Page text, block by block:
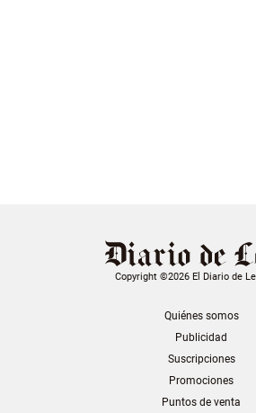
Copyright ©2026 El Diario de
Quiénes somos
Publicidad
Suscripciones
Promociones
Puntos de venta